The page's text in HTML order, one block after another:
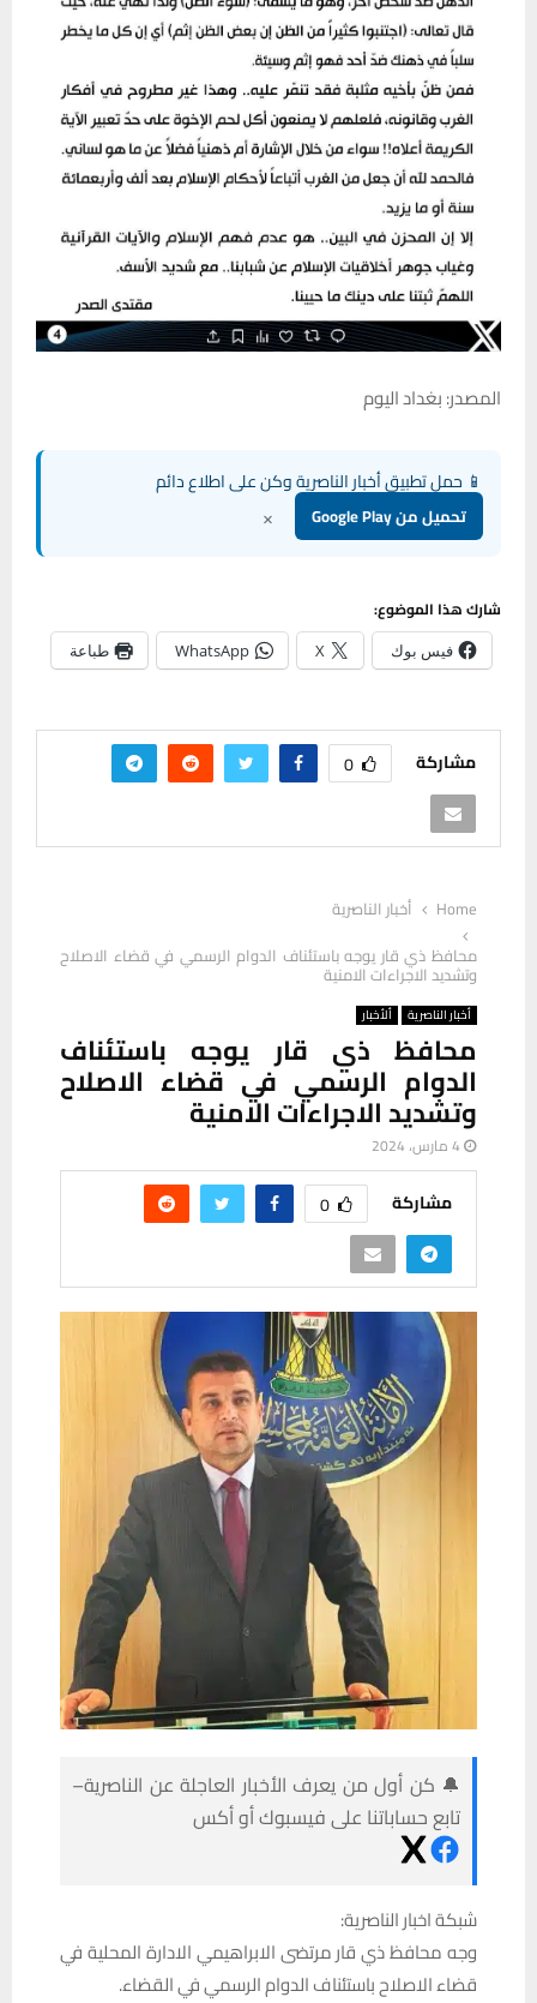
المصدر: بغداد اليوم
📱 حمل تطبيق أخبار الناصرية وكن على اطلاع دائم
تحميل من Google Play ×
شارك هذا الموضوع:
فيس بوك X
WhatsApp طباعة
مشاركة 0
Home
أخبار الناصرية
محافظ ذي قار يوجه باستئناف الدوام الرسمي في قضاء الاصلاح
وتشديد الاجراءات الامنية
أخبار الناصرية ألأخبار
محافظ ذي قار يوجه باستئناف
الدوام الرسمي في قضاء الاصلاح
وتشديد الاجراءات الامنية
4 مارس، 2024
مشاركة 0
🔔 كن أول من يعرف الأخبار العاجلة عن الناصرية–
تابع حساباتنا على فيسبوك أو أكس
شبكة اخبار الناصرية:
وجه محافظ ذي قار مرتضى الابراهيمي الادارة المحلية في
قضاء الاصلاح باستئناف الدوام الرسمي في القضاء.